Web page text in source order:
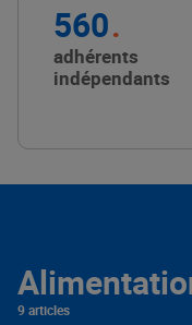
560
adhérents
indépendants
9 articles